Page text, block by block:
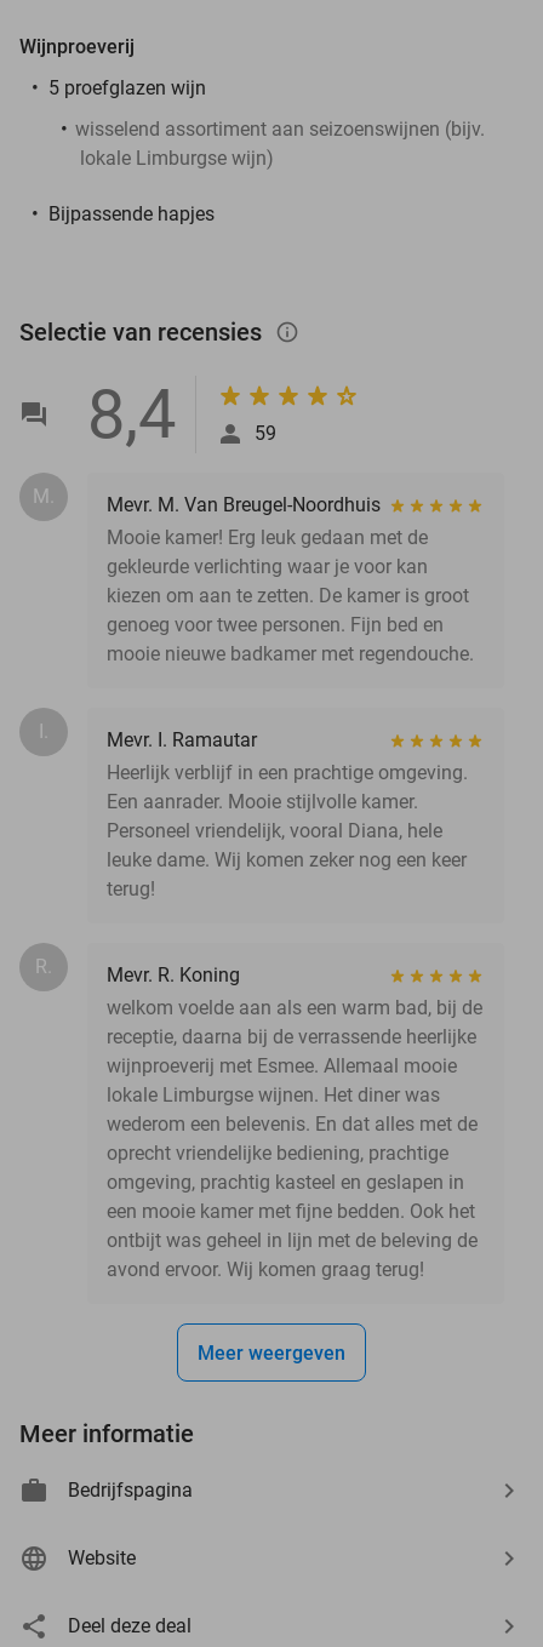
Wijnproeverij
5 proefglazen wijn
wisselend assortiment aan seizoenswijnen (bijv.
lokale Limburgse wijn)
Bijpassende hapjes
Selectie van recensies info_outlined
8,4 59
M.
Mevr. M. Van Breugel-Noordhuis
Mooie kamer! Erg leuk gedaan met de
gekleurde verlichting waar je voor kan
kiezen om aan te zetten. De kamer is groot
genoeg voor twee personen. Fijn bed en
mooie nieuwe badkamer met regendouche.
I.
Mevr. I. Ramautar
Heerlijk verblijf in een prachtige omgeving.
Een aanrader. Mooie stijlvolle kamer.
Personeel vriendelijk, vooral Diana, hele
leuke dame. Wij komen zeker nog een keer
terug!
R.
Mevr. R. Koning
welkom voelde aan als een warm bad, bij de
receptie, daarna bij de verrassende heerlijke
wijnproeverij met Esmee. Allemaal mooie
lokale Limburgse wijnen. Het diner was
wederom een belevenis. En dat alles met de
oprecht vriendelijke bediening, prachtige
omgeving, prachtig kasteel en geslapen in
een mooie kamer met fijne bedden. Ook het
ontbijt was geheel in lijn met de beleving de
avond ervoor. Wij komen graag terug!
Meer weergeven
Meer informatie
Bedrijfspagina
Website
Deel deze deal